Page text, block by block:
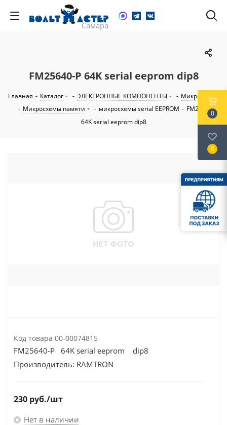
FM25640-P 64K serial eeprom dip8
Главная - Каталог - ЭЛЕКТРОННЫЕ КОМПОНЕНТЫ - Микросхемы
- Микросхемы памяти - микросхемы serial EEPROM - FM25640-P
64K serial eeprom dip8
Код товара 00-00074815
FM25640-P 64K serial eeprom dip8
Производитель: RAMTRON
230 руб./шт
Нет в наличии
0
0